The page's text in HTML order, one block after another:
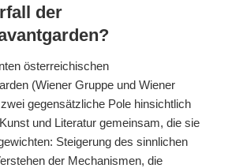
der
österreichischen
(Wiener Gruppe und Wiener
gegensätzliche Pole hinsichtlich
und Literatur gemeinsam, die sie
Steigerung des sinnlichen
der Mechanismen, die